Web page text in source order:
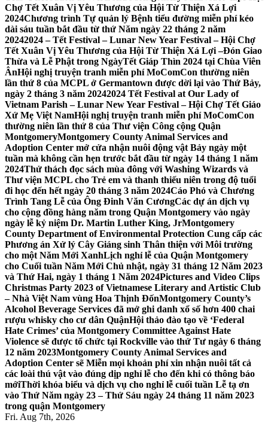
Chợ Tết Xuân Vị Yêu Thương của Hội Từ Thiện Xá Lợi
2024Chương trình Tự quản lý Bệnh tiểu đường miễn phí kéo
dài sáu tuần bắt đầu từ thứ Năm ngày 22 tháng 2 năm
20242024 – Tết Festival – Lunar New Year Festival – Hội Chợ
Tết Xuân Vị Yêu Thương của Hội Từ Thiện Xá Lợi –Đón Giao
Thừa và Lễ Phật trong NgàyTết Giáp Thìn 2024 tại Chùa Viên
ÂnHội nghị truyện tranh miễn phí MoComCon thường niên
lần thứ 8 của MCPL ở Germantown được dời lại vào Thứ Bảy,
ngày 2 tháng 3 năm 20242024 Tết Festival at Our Lady of
Vietnam Parish – Lunar New Year Festival – Hội Chợ Tết Giáo
Xứ Mẹ Việt NamHội nghị truyện tranh miễn phí MoComCon
thường niên lần thứ 8 của Thư viện Công cộng Quận
MontgomeryMontgomery County Animal Services and
Adoption Center mở cửa nhận nuôi động vật Bảy ngày một
tuần mà không cần hẹn trước bắt đầu từ ngày 14 tháng 1 năm
2024Thử thách đọc sách mùa đông với Washing Wizards và
Thư viện MCPL cho Trẻ em và thanh thiếu niên trong độ tuổi
đi học đến hết ngày 20 tháng 3 năm 2024Cáo Phó và Chương
Trình Tang Lễ của Ông Đinh Văn CươngCác dự án dịch vụ
cho cộng đồng hàng năm trong Quận Montgomery vào ngày
ngày lễ kỷ niệm Dr. Martin Luther King, JrMontgomery
County Department of Environmental Protection Cung cấp các
Phương án Xử lý Cây Giáng sinh Thân thiện với Môi trường
cho một Năm Mới XanhLịch nghỉ lễ của Quận Montgomery
cho Cuối tuần Năm Mới Chủ nhật, ngày 31 tháng 12 Năm 2023
và Thứ Hai, ngày 1 tháng 1 Năm 2024Pictures and Video Clips
Christmas Party 2023 of Vietnamese Literary and Artistic Club
– Nhà Việt Nam vùng Hoa Thịnh ĐốnMontgomery County’s
Alcohol Beverage Services đã mở ghi danh xổ số hơn 400 chai
rượu whisky cho cư dân QuậnHội thảo đào tạo về ‘Federal
Hate Crimes’ của Montgomery Committee Against Hate
Violence sẽ được tổ chức tại Rockville vào thứ Tư ngày 6 tháng
12 năm 2023Montgomery County Animal Services and
Adoption Center sẽ Miễn mọi khoản phí xin nhận nuôi tất cả
các loài thú vật vào đúng dịp nghỉ lễ cho đến khi có thông báo
mớiThời khóa biểu và dịch vụ cho nghỉ lễ cuối tuần Lễ tạ ơn
vào Thứ Năm ngày 23 – Thứ Sáu ngày 24 tháng 11 năm 2023
trong quận Montgomery
Fri. Aug 7th, 2026